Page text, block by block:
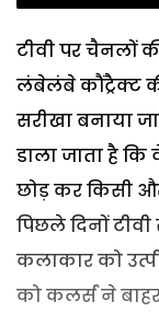
टीवी पर चैनलों
लंबेलंबे कौंट्रैक्ट
सरीखा बनाया
डाला जाता है
छोड़ कर किसी
पिछले दिनों
कलाकार को
को कलर्स ने